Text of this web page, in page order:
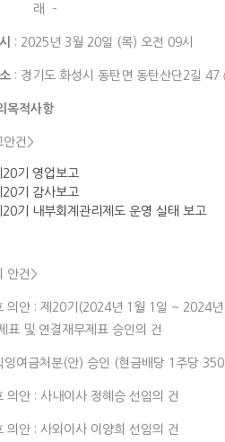
래 –
: 2025년 3월 20일 (목) 오전 09시
: 경기도 화성시 동탄면 동탄산단2길
목적사항
안건>
20기 영업보고
20기 감사보고
20기 내부회계관리제도 운영 실태 보고
안건>
의안 : 제20기(2024년 1월 1일 ~ 2024
표 및 연결재무제표 승인의 건
잉여금처분(안) 승인 (현금배당 1주당
의안 : 사내이사 정혜승 선임의 건
의안 : 사외이사 이양희 선임의 건